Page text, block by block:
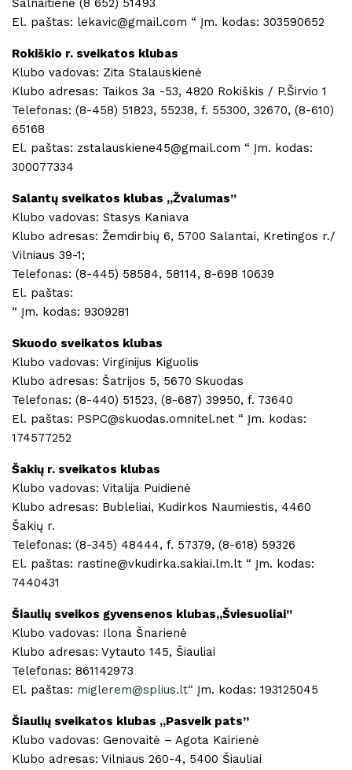
Šalnaitienė (8 652) 51493
El. paštas: lekavic@gmail.com “ Įm. kodas: 303590652
Rokiškio r. sveikatos klubas
Klubo vadovas: Zita Stalauskienė
Klubo adresas: Taikos 3a -53, 4820 Rokiškis / P.Širvio 1
Telefonas: (8-458) 51823, 55238, f. 55300, 32670, (8-610)
65168
El. paštas: zstalauskiene45@gmail.com “ Įm. kodas:
300077334
Salantų sveikatos klubas ,,Žvalumas”
Klubo vadovas: Stasys Kaniava
Klubo adresas: Žemdirbių 6, 5700 Salantai, Kretingos r./
Vilniaus 39-1;
Telefonas: (8-445) 58584, 58114, 8-698 10639
El. paštas:
“ Įm. kodas: 9309281
Skuodo sveikatos klubas
Klubo vadovas: Virginijus Kiguolis
Klubo adresas: Šatrijos 5, 5670 Skuodas
Telefonas: (8-440) 51523, (8-687) 39950, f. 73640
El. paštas: PSPC@skuodas.omnitel.net “ Įm. kodas:
174577252
Šakių r. sveikatos klubas
Klubo vadovas: Vitalija Puidienė
Klubo adresas: Bubleliai, Kudirkos Naumiestis, 4460
Šakių r.
Telefonas: (8-345) 48444, f. 57379, (8-618) 59326
El. paštas: rastine@vkudirka.sakiai.lm.lt “ Įm. kodas:
7440431
Šiaulių sveikos gyvensenos klubas,,Šviesuoliai”
Klubo vadovas: Ilona Šnarienė
Klubo adresas: Vytauto 145, Šiauliai
Telefonas: 861142973
El. paštas: miglerem@splius.lt“ Įm. kodas: 193125045
Šiaulių sveikatos klubas ,,Pasveik pats”
Klubo vadovas: Genovaitė – Agota Kairienė
Klubo adresas: Vilniaus 260-4, 5400 Šiauliai